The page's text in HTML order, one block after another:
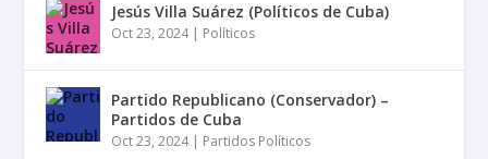
Jesús Villa Suárez (Políticos de Cuba)
Oct 23, 2024| Políticos
Partido Republicano (Conservador) –
Partidos de Cuba
Oct 23, 2024| Partidos Políticos